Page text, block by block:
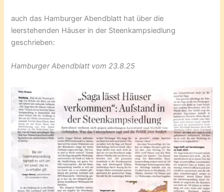
auch das Hamburger Abendblatt hat über die
leerstehenden Häuser in der Steenkampsiedlung
geschrieben:
Hamburger Abendblatt vom 23.8.25